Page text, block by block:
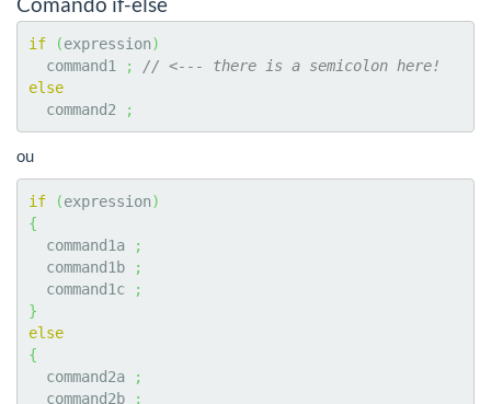
if (expression)
  command1
;
// <--- there is a semicolon here!
else
  command2
;
ou
if (expression)
{
  command1a
;
  command1b
;
  command1c
;
}
else
{
  command2a
;
  command2b
;